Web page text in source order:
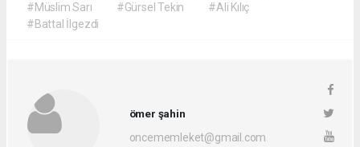
#Müslim Sarı
#Gürsel Tekin
#Ali Kılıç
#Battal İlgezdi
ömer şahin
oncememleket@gmail.com